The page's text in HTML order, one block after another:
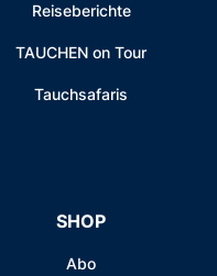
Reiseberichte
TAUCHEN on Tour
Tauchsafaris
SHOP
Abo